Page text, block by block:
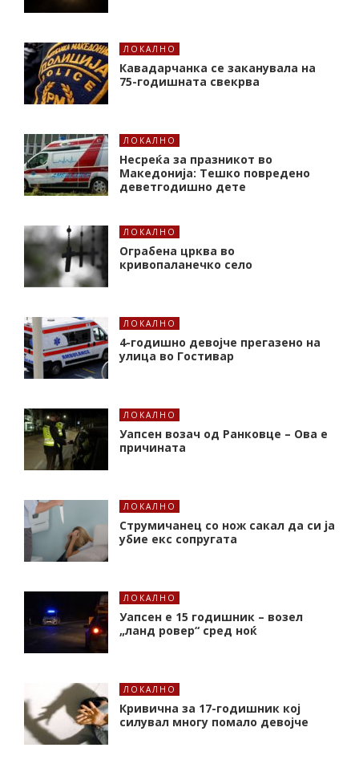
ЛОКАЛНО
Кавадарчанка се заканувала на
75-годишната свекрва
ЛОКАЛНО
Несреќа за празникот во
Македонија: Тешко повредено
деветгодишно дете
ЛОКАЛНО
Ограбена црква во
кривопаланечко село
ЛОКАЛНО
4-годишно девојче прегазено на
улица во Гостивар
ЛОКАЛНО
Уапсен возач од Ранковце – Ова е
причината
ЛОКАЛНО
Струмичанец со нож сакал да си ја
убие екс сопругата
ЛОКАЛНО
Уапсен е 15 годишник – возел
„ланд ровер“ сред ноќ
ЛОКАЛНО
Кривична за 17-годишник кој
силувал многу помало девојче